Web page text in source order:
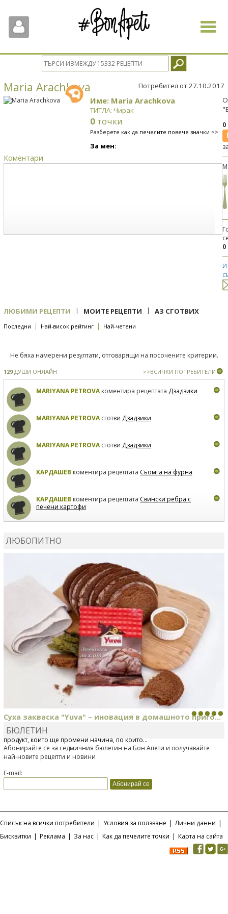
Toggle
Maria Arachkova Потребител от 27.10.2017
Име: Maria Arachkova
ТИТЛА: Чирак
0 точки
Разберете как да печелите повече значки >>
За мен:
Коментари
0
ЛЮБИМИ РЕЦЕПТИ | МОИТЕ РЕЦЕПТИ | АЗ СГОТВИХ
Последни | Най-висок рейтинг | Най-четени
Не бяха намерени резултати, отговарящи на посочените критерии.
129ДУШИ ОНЛАЙН >>ВСИЧКИ ПОТРЕБИТЕЛИ
MARIYANA PETROVAкоментира рецептата Дзадзики
MARIYANA PETROVAсготви Дзадзики
MARIYANA PETROVAсготви Дзадзики
КАРДАШЕВ коментира рецептата Сьомга на фурна
КАРДАШЕВ коментира рецептата Свински ребра с
печени картофи
ЛЮБОПИТНО
Суха закваска "Yuva" – иновация в домашното приго...
Отскоро Лесафр България стартира предлагането на изцяло нов
продукт, който ще промени начина, по който...
БЮЛЕТИН
Абонирайте се за седмичния бюлетин на Бон Апети и получавайте
най-новите рецепти и новини
E-mail:
Списък на всички потребители | Условия за ползване | Лични данни |
Бисквитки | Реклама | За нас | Как да печелите точки | Карта на сайта